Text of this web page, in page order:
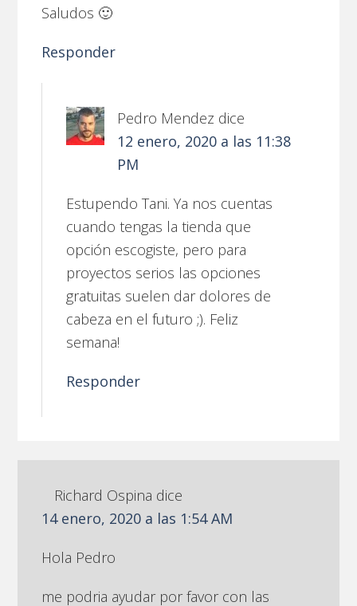
Saludos 🙂
Responder
Pedro Mendez dice
12 enero, 2020 a las 11:38
PM
Estupendo Tani. Ya nos cuentas
cuando tengas la tienda que
opción escogiste, pero para
proyectos serios las opciones
gratuitas suelen dar dolores de
cabeza en el futuro ;). Feliz
semana!
Responder
Richard Ospina dice
14 enero, 2020 a las 1:54 AM
Hola Pedro
me podria ayudar por favor con las